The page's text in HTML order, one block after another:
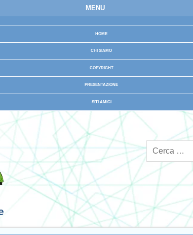
MENU
HOME
CHI SIAMO
COPYRIGHT
PRESENTAZIONE
SITI AMICI